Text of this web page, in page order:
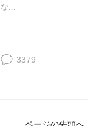
な...
3379